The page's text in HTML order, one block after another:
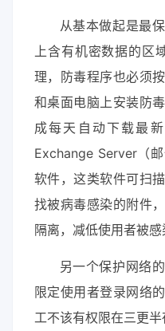
从基本做起是最
上含有机密数据的区
理，防毒程序也必须
和桌面电脑上安装防
成每天自动下载最
Exchange Server（
软件，这类软件可扫
找被病毒感染的附件
隔离，减低使用者被
另一个保护网络
限定使用者登录网络
工不该有权限在三更